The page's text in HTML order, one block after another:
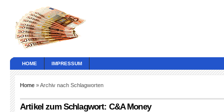
HOME IMPRESSUM
Home » Archiv nach Schlagworten
Artikel zum Schlagwort: C&A Money